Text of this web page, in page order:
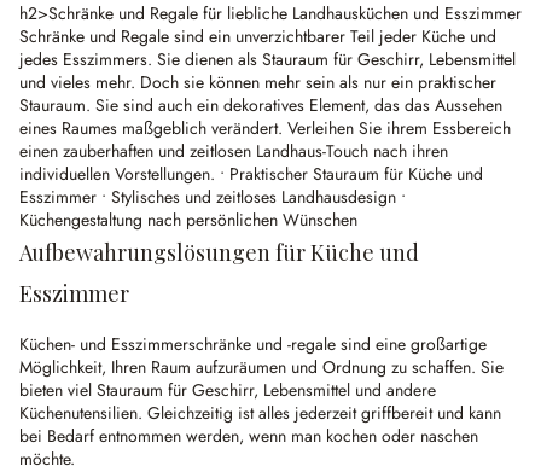
h2>Schränke und Regale für liebliche Landhausküchen und Esszimmer
Schränke und Regale sind ein unverzichtbarer Teil jeder Küche und
jedes Esszimmers. Sie dienen als Stauraum für Geschirr, Lebensmittel
und vieles mehr. Doch sie können mehr sein als nur ein praktischer
Stauraum. Sie sind auch ein dekoratives Element, das das Aussehen
eines Raumes maßgeblich verändert. Verleihen Sie ihrem Essbereich
einen zauberhaften und zeitlosen Landhaus-Touch nach ihren
individuellen Vorstellungen. • Praktischer Stauraum für Küche und
Esszimmer • Stylisches und zeitloses Landhausdesign •
Küchengestaltung nach persönlichen Wünschen
Aufbewahrungslösungen für Küche und
Esszimmer
Küchen- und Esszimmerschränke und -regale sind eine großartige
Möglichkeit, Ihren Raum aufzuräumen und Ordnung zu schaffen. Sie
bieten viel Stauraum für Geschirr, Lebensmittel und andere
Küchenutensilien. Gleichzeitig ist alles jederzeit griffbereit und kann
bei Bedarf entnommen werden, wenn man kochen oder naschen
möchte.